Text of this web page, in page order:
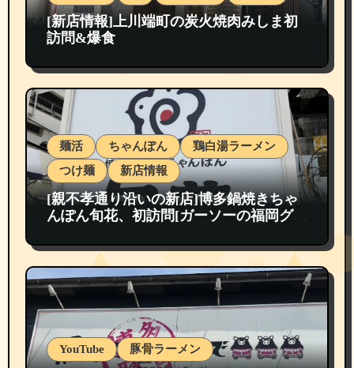
[新店情報]上川端町の炭火焼肉みしま初
訪問&爆食
麺活 ちゃんぽん
鶏白湯ラーメン
つけ麺
新店情報
[親不孝通り沿いの新店]博多鍋焼きちゃ
んぽん旬花、初訪問[ガーソーの福岡グル
YouTube 豚骨ラーメン